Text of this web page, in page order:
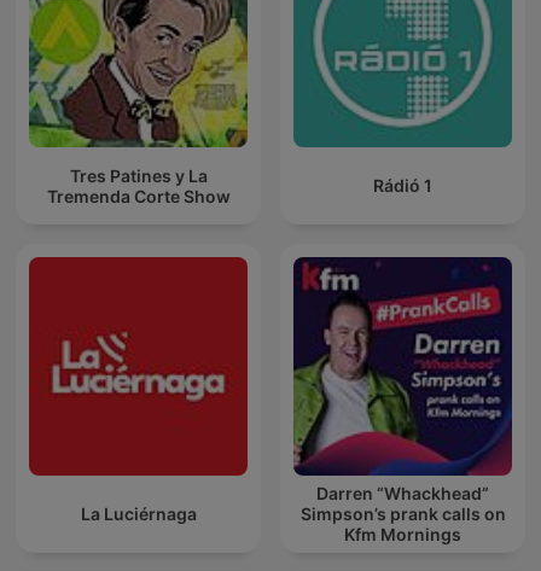
Tres Patines y La
Tremenda Corte Show
Rádió 1
La Luciérnaga
Darren “Whackhead”
Simpson’s prank calls on
Kfm Mornings